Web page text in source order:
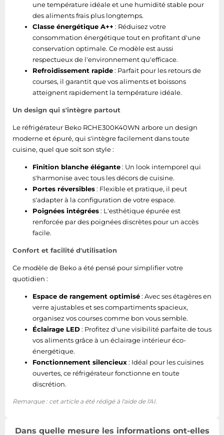
Largeur du colis 580 mm
Profondeur du colis 630 mm
Hauteur du colis 1910 mm
Poids du paquet 61 kg
Congélateur
Fonction
congélation rapide
Oui
4
Dégivrage
automatique
(freezer)
Oui
No Frost (freezer)
congélateur
(indique les
possibilités de
conservation)
4*
Emplacement du
compartiment à
glace
Capacité de
une température idéale et une humidité stable pour
des aliments frais plus longtemps.
Classe énergétique A++ : Réduisez votre
consommation énergétique tout en profitant d'une
conservation optimale. Ce modèle est aussi
respectueux de l'environnement qu'efficace.
Refroidissement rapide: Parfait pour les retours de
courses, il garantit que vos aliments et boissons
atteignent rapidement la température idéale.
Un design qui s'intègre partout
Le réfrigérateur Beko RCHE300K40WN arbore un design
moderne et épuré, qui s'intègre facilement dans toute
cuisine, quel que soit son style :
Finition blanche élégante: Un look intemporel qui
s'harmonise avec tous les décors de cuisine.
Portes réversibles: Flexible et pratique, il peut
s'adapter à la configuration de votre espace.
Poignées intégrées: L'esthétique épurée est
renforcée par des poignées discrètes pour un accès
facile.
Confort et facilité d'utilisation
Ce modèle de Beko a été pensé pour simplifier votre
quotidien :
Espace de rangement optimisé: Avec ses étagères en
verre ajustables et ses compartiments spacieux,
organisez vos courses comme bon vous semble.
Éclairage LED: Profitez d'une visibilité parfaite de tous
vos aliments grâce à un éclairage intérieur éco-
énergétique.
Fonctionnement silencieux: Idéal pour les cuisines
ouvertes, ce réfrigérateur fonctionne en toute
discrétion.
Remarque : cet article a été rédigé à l'aide de l'AI.
Dans quelle mesure les informations ont-elles